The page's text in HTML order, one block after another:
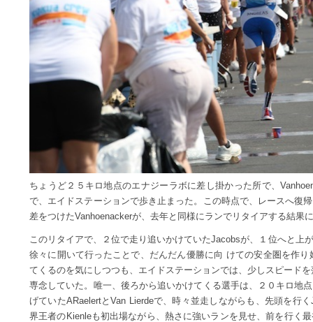
ちょうど２５キロ地点のエナジーラボに差し掛かった所で、
で、エイドステーションで歩き止まった。この時点で、レースへ復
差をつけたVanhoenackerが、去年と同様にランでリタイアする結果
このリタイアで、２位で走り追いかけていたJacobsが、１位へと上
徐々に開いて行ったことで、だんだん優勝に向 けての安全圏を作
てくるのを気にしつつも、エイドステーションでは、少しスピード
専念していた。唯一、後ろから追いかけてくる選手は、２０キロ地
げていたARaelertとVan Lierdeで、時々並走しながらも、先頭を行
界王者のKienleも初出場ながら、熱さに強いランを見せ、前を行く